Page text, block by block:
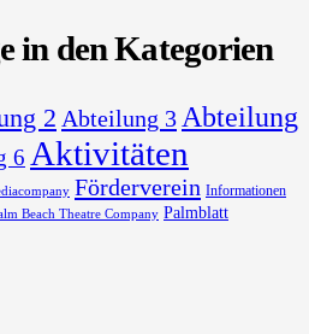
in den Kategorien
2 Abteilung 3 Abteilung
6 Aktivitäten
Förderverein Informationen
Beach Theatre Company Palmblatt